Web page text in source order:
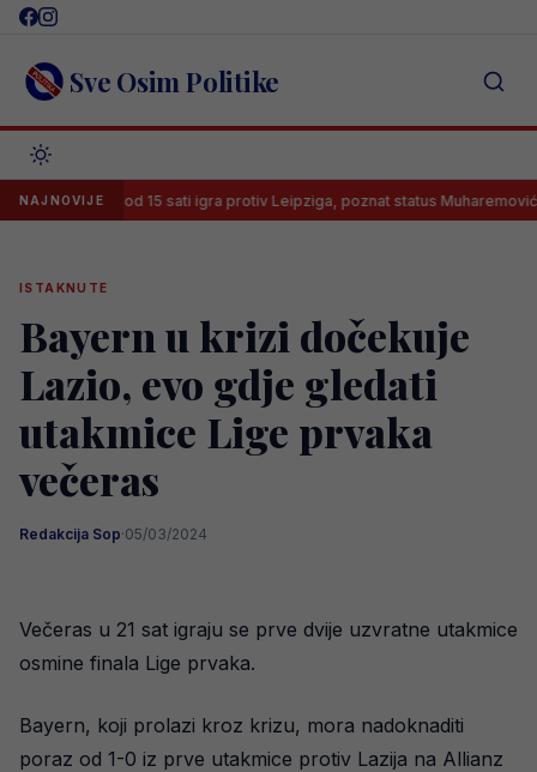
Skip
content Sve Osim Politike
NAJNOVIJE
Leeds od 15 sati igra protiv Leipziga, poznat status Muharemovića
ISTAKNUTE
Bayern u krizi dočekuje
Lazio, evo gdje gledati
utakmice Lige prvaka
večeras
Redakcija Sop·05/03/2024
Večeras u 21 sat igraju se prve dvije uzvratne utakmice
osmine finala Lige prvaka.
Bayern, koji prolazi kroz krizu, mora nadoknaditi
poraz od 1-0 iz prve utakmice protiv Lazija na Allianz